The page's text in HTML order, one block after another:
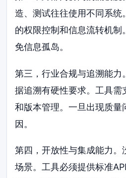
造、测试往往使用不同系统
的权限控制和信息流转机制
免信息孤岛。
第三，行业合规与追溯能力
据追溯有硬性要求。工具需
和版本管理。一旦出现质量
因。
第四，开放性与集成能力。
场景。工具必须提供标准